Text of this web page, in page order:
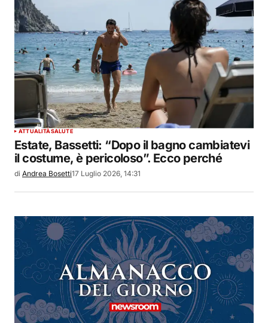
ATTUALITÀSALUTE
Estate, Bassetti: “Dopo il bagno cambiatevi
il costume, è pericoloso”. Ecco perché
di Andrea Bosetti17 Luglio 2026, 14:31